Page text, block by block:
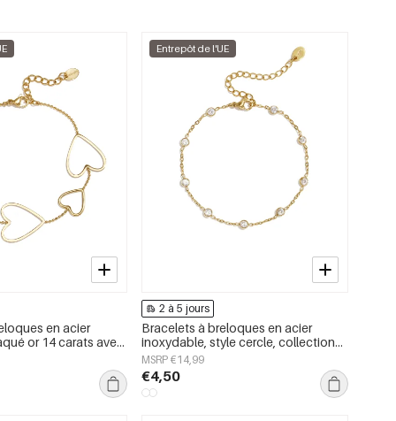
en acier
or 14 carats avec
simple pour tous les
femmes
Entrepôt de l'UE
2 à 5 jours
Bracelets à breloques en acier
inoxydable, style cercle, collection
Daily Simple, bijoux pour femmes
MSRP €14,99
€4,50